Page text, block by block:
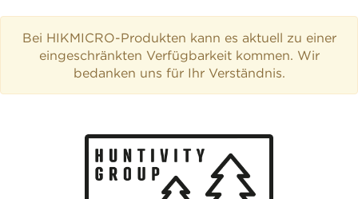
Bei HIKMICRO-Produkten kann es aktuell zu einer
eingeschränkten Verfügbarkeit kommen. Wir
bedanken uns für Ihr Verständnis.